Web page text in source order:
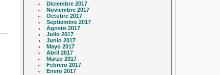
Diciembre 2017
Noviembre 2017
Octubre 2017
Septiembre 2017
Agosto 2017
Julio 2017
Junio 2017
Mayo 2017
Abril 2017
Marzo 2017
Febrero 2017
Enero 2017